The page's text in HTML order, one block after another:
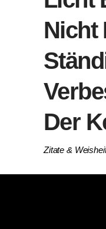
Nicht
Der
Zitate &